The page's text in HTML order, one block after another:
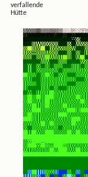
verfallende
Hütte